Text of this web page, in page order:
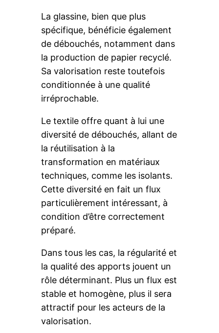
La glassine, bien que plus
spécifique, bénéficie également
de débouchés, notamment dans
la production de papier recyclé.
Sa valorisation reste toutefois
conditionnée à une qualité
irréprochable.
Le textile offre quant à lui une
diversité de débouchés, allant de
la réutilisation à la
transformation en matériaux
techniques, comme les isolants.
Cette diversité en fait un flux
particulièrement intéressant, à
condition d’être correctement
préparé.
Dans tous les cas, la régularité et
la qualité des apports jouent un
rôle déterminant. Plus un flux est
stable et homogène, plus il sera
attractif pour les acteurs de la
valorisation.